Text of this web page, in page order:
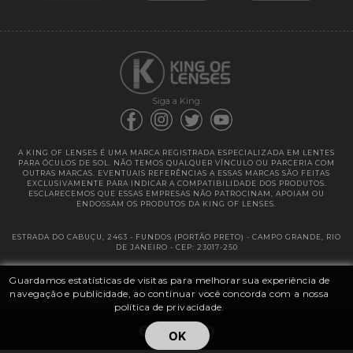
Guardamos estatísticas de visitas para melhorar sua experiência de
navegação e publicidade, ao continuar você concorda com a nossa
política de privacidade.
OK
Siga a King:
A KING OF LENSES É UMA MARCA REGISTRADA ESPECIALIZADA EM LENTES
PARA ÓCULOS DE SOL. NÃO TEMOS QUALQUER VÍNCULO OU PARCERIA COM
OUTRAS MARCAS. EVENTUAIS REFERÊNCIAS A ESSAS MARCAS SÃO FEITAS
EXCLUSIVAMENTE PARA INDICAR A COMPATIBILIDADE DOS PRODUTOS.
ESCLARECEMOS QUE ESSAS EMPRESAS NÃO PATROCINAM, APOIAM OU
ENDOSSAM OS PRODUTOS DA KING OF LENSES.
ESTRADA DO CABUÇU, 2463 - FUNDOS (PORTÃO PRETO) - CAMPO GRANDE, RIO
DE JANEIRO - CEP: 23017-250
@ 2025 | KING OF LENSES - KING OF IMPORTAÇÃO E DISTRIBUIÇÃO DE
LENTES LTDA ME | CNPJ: 13.682.533 / 0001-42